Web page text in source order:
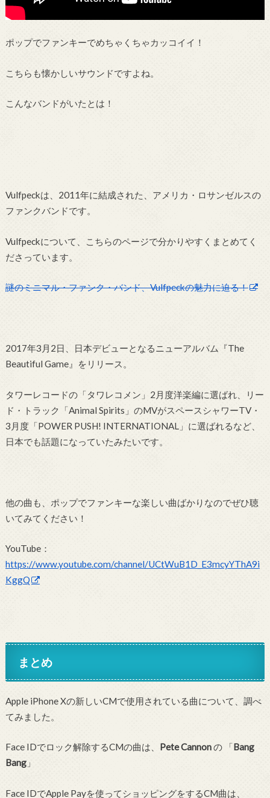
ポップでファンキーでめちゃくちゃカッコイイ！
こちらも懐かしいサウンドですよね。
こんなバンドがいたとは！
Vulfpeckは、2011年に結成された、アメリカ・ロサンゼルスの
ファンクバンドです。
Vulfpeckについて、こちらのページで分かりやすくまとめてく
ださっています。
謎のミニマル・ファンク・バンド、Vulfpeckの魅力に迫る！
2017年3月2日、日本デビューとなるニューアルバム『The
Beautiful Game』をリリース。
タワーレコードの「タワレコメン」2月度洋楽編に選ばれ、リー
ド・トラック「Animal Spirits」のMVがスペースシャワーTV・
3月度「POWER PUSH! INTERNATIONAL」に選ばれるなど、
日本でも話題になっていたみたいです。
他の曲も、ポップでファンキーな楽しい曲ばかりなのでぜひ聴
いてみてください！
YouTube：
https://www.youtube.com/channel/UCtWuB1D_E3mcyYThA9i
KggQ
まとめ
Apple iPhone Xの新しいCMで使用されている曲について、調べ
てみました。
Face IDでロック解除するCMの曲は、 Pete Cannonの 「Bang
Bang」
Face IDでApple Payを使ってショッピングをするCM曲は、